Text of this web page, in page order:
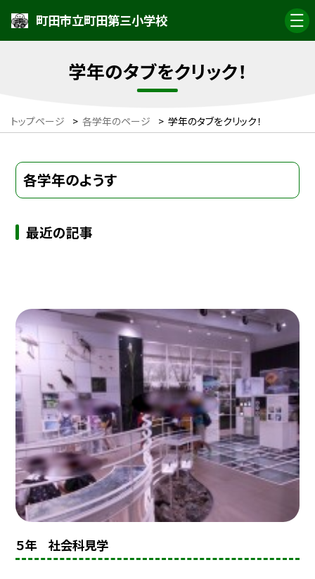
町田市立町田第三小学校
学年のタブをクリック！
トップページ > 各学年のページ > 学年のタブをクリック！
各学年のようす
最近の記事
５年 社会科見学